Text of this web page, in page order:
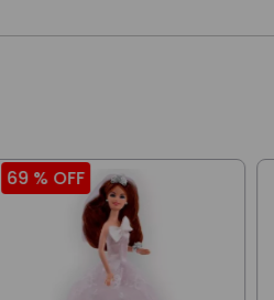
69 % OFF